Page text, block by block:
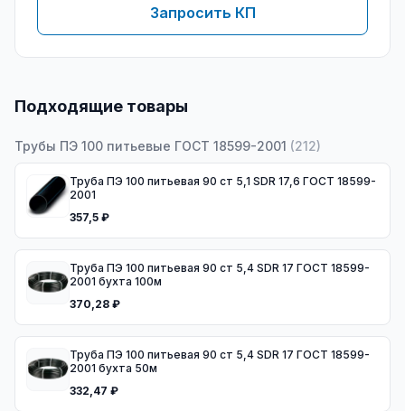
Запросить КП
Подходящие товары
Трубы ПЭ 100 питьевые ГОСТ 18599-2001 (212)
Труба ПЭ 100 питьевая 90 ст 5,1 SDR 17,6 ГОСТ 18599-
2001
357,5 ₽
Труба ПЭ 100 питьевая 90 ст 5,4 SDR 17 ГОСТ 18599-
2001 бухта 100м
370,28 ₽
Труба ПЭ 100 питьевая 90 ст 5,4 SDR 17 ГОСТ 18599-
2001 бухта 50м
332,47 ₽